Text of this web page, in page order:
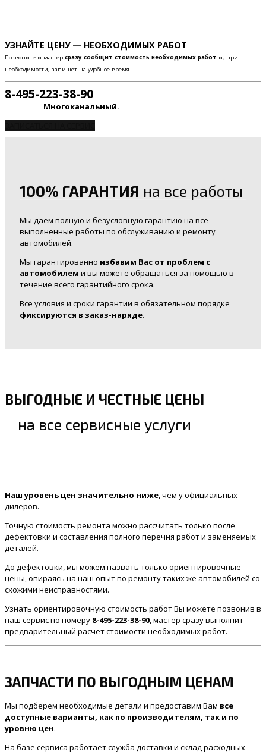
УЗНАЙТЕ ЦЕНУ — НЕОБХОДИМЫХ РАБОТ
Позвоните и мастер сразу сообщит стоимость необходимых работ и, при
необходимости, запишет на удобное время
8-495-223-38-90
Многоканальный.
100% ГАРАНТИЯ на все работы
Мы даём полную и безусловную гарантию на все
выполненные работы по обслуживанию и ремонту
автомобилей.
Мы гарантированно избавим Вас от проблем с
автомобилем и вы можете обращаться за помощью в
течение всего гарантийного срока.
Все условия и сроки гарантии в обязательном порядке
фиксируются в заказ-наряде.
ВЫГОДНЫЕ И ЧЕСТНЫЕ ЦЕНЫ
на все сервисные услуги
Наш уровень цен значительно ниже , чем у официальных
дилеров.
Точную стоимость ремонта можно рассчитать только после
дефектовки и составления полного перечня работ и заменяемых
деталей.
До дефектовки, мы можем назвать только ориентировочные
цены, опираясь на наш опыт по ремонту таких же автомобилей со
схожими неисправностями.
Узнать ориентировочную стоимость работ Вы можете позвонив в
наш сервис по номеру 8-495-223-38-90 , мастер сразу выполнит
предварительный расчёт стоимости необходимых работ.
ЗАПЧАСТИ ПО ВЫГОДНЫМ ЦЕНАМ
Мы подберем необходимые детали и предоставим Вам все
доступные варианты, как по производителям, так и по
уровню цен.
На базе сервиса работает служба доставки и склад расходных